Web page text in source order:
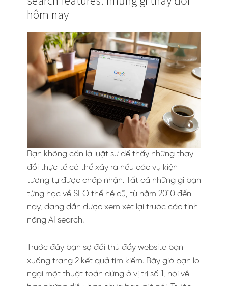
hôm nay
Bạn không cần là luật sư để thấy những thay
đổi thực tế có thể xảy ra nếu các vụ kiện
tương tự được chấp nhận. Tất cả những gì bạn
từng học về SEO thế hệ cũ, từ năm 2010 đến
nay, đang dần được xem xét lại trước các tính
năng AI search.
Trước đây bạn sợ đối thủ đẩy website bạn
xuống trang 2 kết quả tìm kiếm. Bây giờ bạn lo
ngại một thuật toán đứng ở vị trí số 1, nói về